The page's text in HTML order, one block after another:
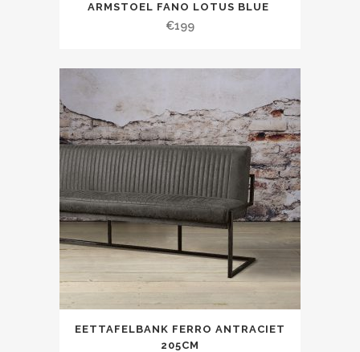
ARMSTOEL FANO LOTUS BLUE
€199
EETTAFELBANK FERRO ANTRACIET
205CM